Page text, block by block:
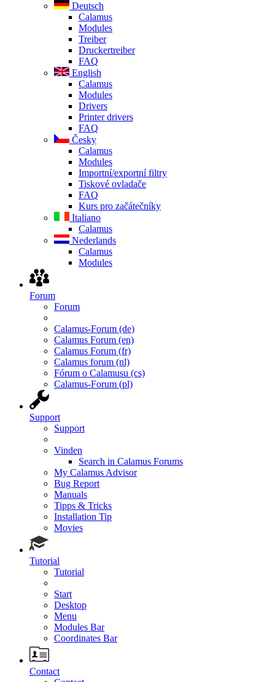
Deutsch
Calamus
Modules
Treiber
Druckertreiber
FAQ
English
Calamus
Modules
Drivers
Printer drivers
FAQ
Česky
Calamus
Modules
Importní/exportní filtry
Tiskové ovladače
FAQ
Kurs pro začátečníky
Italiano
Calamus
Nederlands
Calamus
Modules
Forum
Forum
Calamus-Forum (de)
Calamus Forum (en)
Calamus Forum (fr)
Calamus forum (nl)
Fórum o Calamusu (cs)
Calamus-Forum (pl)
Support
Support
Vinden
Search in Calamus Forums
My Calamus Advisor
Bug Report
Manuals
Tipps & Tricks
Installation Tip
Movies
Tutorial
Tutorial
Start
Desktop
Menu
Modules Bar
Coordinates Bar
Contact